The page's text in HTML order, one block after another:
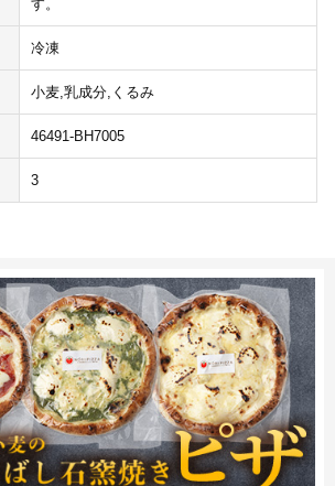
す。
冷凍
小麦,乳成分,くるみ
46491-BH7005
3